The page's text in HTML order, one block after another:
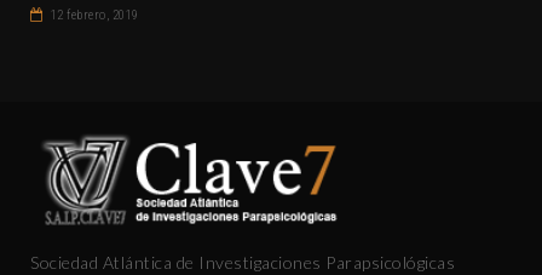
12 febrero, 2019
Sociedad Atlántica de Investigaciones Parapsicológicas